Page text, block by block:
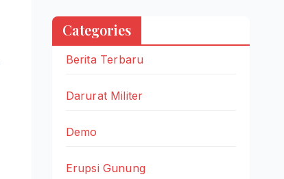
Categories
Berita Terbaru
Darurat Militer
Demo
Erupsi Gunung